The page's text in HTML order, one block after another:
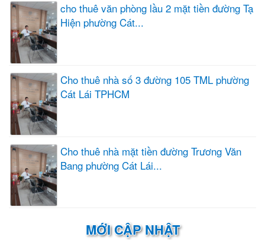
cho thuê văn phòng lầu 2 mặt tiền đường Tạ
Hiện phường Cát...
Cho thuê nhà số 3 đường 105 TML phường
Cát Lái TPHCM
Cho thuê nhà mặt tiền đường Trương Văn
Bang phường Cát Lái...
MỚI CẬP NHẬT